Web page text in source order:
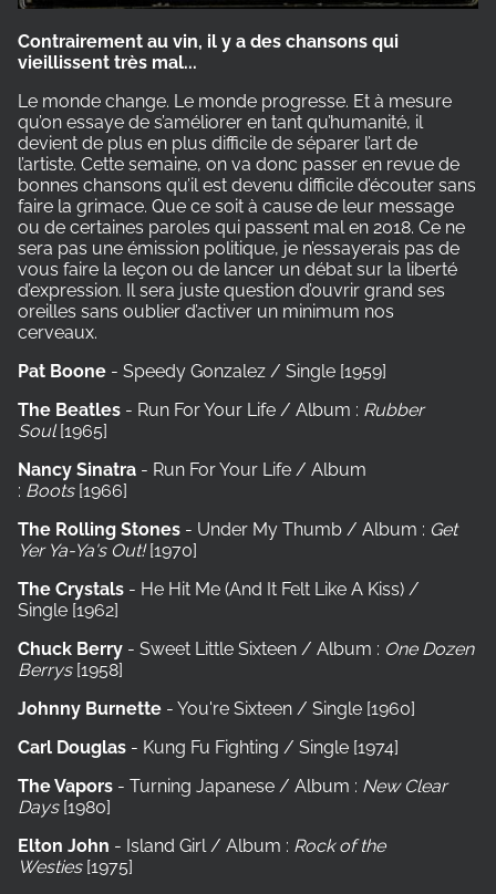
Contrairement au vin, il y a des chansons qui
vieillissent très mal...
Le monde change. Le monde progresse. Et à mesure
qu’on essaye de s’améliorer en tant qu’humanité, il
devient de plus en plus difficile de séparer l’art de
l’artiste. Cette semaine, on va donc passer en revue de
bonnes chansons qu’il est devenu difficile d’écouter sans
faire la grimace. Que ce soit à cause de leur message
ou de certaines paroles qui passent mal en 2018. Ce ne
sera pas une émission politique, je n’essayerais pas de
vous faire la leçon ou de lancer un débat sur la liberté
d’expression. Il sera juste question d’ouvrir grand ses
oreilles sans oublier d’activer un minimum nos
cerveaux.
Pat Boone - Speedy Gonzalez / Single [1959]
The Beatles - Run For Your Life / Album : Rubber
Soul[1965]
Nancy Sinatra - Run For Your Life / Album
: Boots [1966]
The Rolling Stones - Under My Thumb / Album : Get
Yer Ya-Ya's Out![1970]
The Crystals - He Hit Me (And It Felt Like A Kiss) /
Single [1962]
Chuck Berry - Sweet Little Sixteen / Album : One Dozen
Berrys [1958]
Johnny Burnette - You're Sixteen / Single [1960]
Carl Douglas - Kung Fu Fighting / Single [1974]
The Vapors - Turning Japanese / Album : New Clear
Days [1980]
Elton John - Island Girl / Album : Rock of the
Westies [1975]